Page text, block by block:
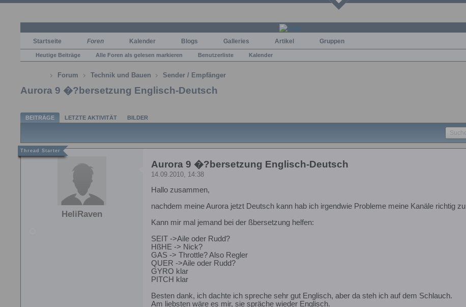
Startseite Foren Kalender Blogs Galleries Artikel Gruppen
Heutige Beiträge Alle Foren als gelesen markieren Benutzerliste Kalender
Forum Technik und Bauen Sender / Empfänger
Aurora 9 �?bersetzung Englisch-Deutsch
BEITRÄGE LETZTE AKTIVITÄT BILDER
HeliRaven
Aurora 9 �?bersetzung Englisch-Deutsch
14.09.2010, 14:38
Hallo zusammen,
nachdem meine Aurora jetzt Deutsch kann hab ich irgendwie Probleme meine Kanäle richtig
Kann mir mal jemand bei der ßbersetzung helfen:
SEIT ->Aile oder Rudd?
HßHE -> Nick?
GAS -> Throttle? Also Regler
QUER ->Aile oder Rudd?
GYRO klar
PITCH klar
Besten dank, ich dachte ich spreche sehr gut Englisch, aber da steh ich auf dem Schlauch.
Am liebsten wäre es mir, sie spräche wieder Englisch.